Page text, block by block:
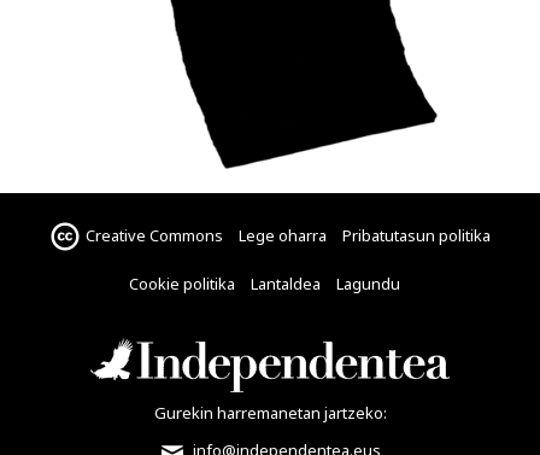
Creative Commons Lege oharra Pribatutasun politika
Cookie politika Lantaldea Lagundu
Gurekin harremanetan jartzeko: